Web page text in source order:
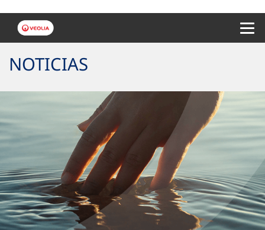
NOTICIAS